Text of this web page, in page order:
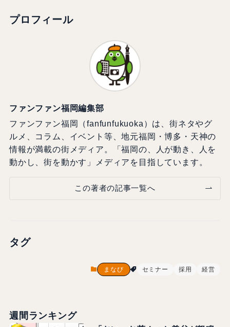
プロフィール
ファンファン福岡編集部
ファンファン福岡（fanfunfukuoka）は、街ネタやグ
ルメ、コラム、イベント等、地元福岡・博多・天神の
情報が満載の街メディア。「福岡の、人が動き、人を
動かし、街を動かす」メディアを目指しています。
この著者の記事一覧へ
タグ
まなび セミナー 採用 経営
週間ランキング